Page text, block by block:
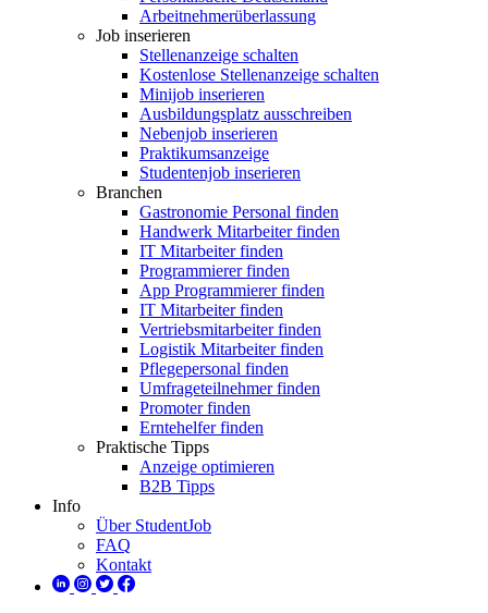
Arbeitnehmerüberlassung
Job inserieren
Stellenanzeige schalten
Kostenlose Stellenanzeige schalten
Minijob inserieren
Ausbildungsplatz ausschreiben
Nebenjob inserieren
Praktikumsanzeige
Studentenjob inserieren
Branchen
Gastronomie Personal finden
Handwerk Mitarbeiter finden
IT Mitarbeiter finden
Programmierer finden
App Programmierer finden
IT Mitarbeiter finden
Vertriebsmitarbeiter finden
Logistik Mitarbeiter finden
Pflegepersonal finden
Umfrageteilnehmer finden
Promoter finden
Erntehelfer finden
Praktische Tipps
Anzeige optimieren
B2B Tipps
Info
Über StudentJob
FAQ
Kontakt